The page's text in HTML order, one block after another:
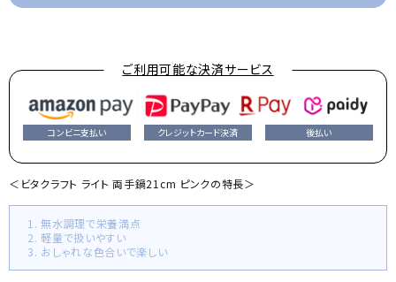
ご利用可能な決済サービス
コンビニ支払い クレジットカード決済 後払い
＜ビタクラフト ライト 両手鍋21cm ピンクの特長＞
1. 無水調理で栄養満点
2. 軽量で扱いやすい
3. おしゃれな色合いで楽しい